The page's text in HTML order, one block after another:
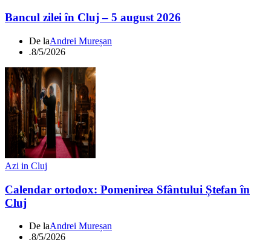
Bancul zilei în Cluj – 5 august 2026
De laAndrei Mureșan
.8/5/2026
Azi in Cluj
Calendar ortodox: Pomenirea Sfântului Ștefan în
Cluj
De laAndrei Mureșan
.8/5/2026